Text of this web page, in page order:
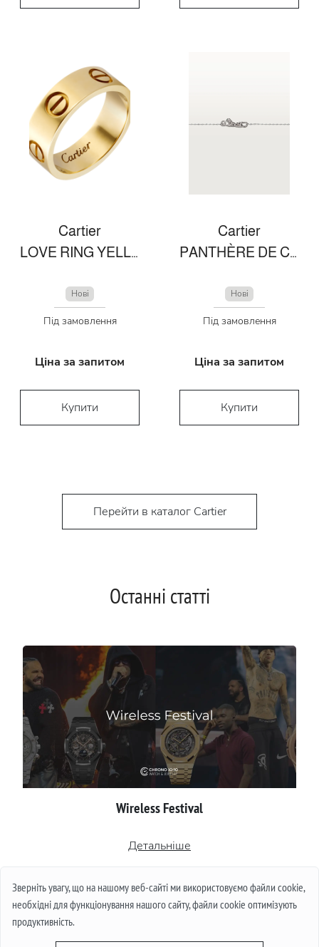
Зверніть увагу, що на нашому веб-сайті ми використовуємо файли cookie,
необхідні для функціонування нашого сайту, файли cookie оптимізують
продуктивність.
Cartier
LOVE RING YELLOW GOLD
Нові
Під замовлення
Ціна за запитом
Купити
Cartier
PANTHÈRE DE CARTIER BRACELET
Нові
Під замовлення
Ціна за запитом
Купити
Перейти в каталог Cartier
Останні статті
Wireless Festival
Детальніше